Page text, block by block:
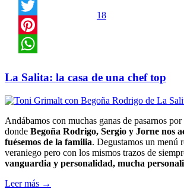
Facebook
Twitter
Pinterest
18
La Salita: la casa de una chef top
Andábamos con muchas ganas de pasarnos
donde Begoña Rodrigo, Sergio y Jorne nos
fuésemos de la familia. Degustamos un menú
veraniego pero con los mismos trazos de
vanguardia y personalidad, mucha
Leer más →